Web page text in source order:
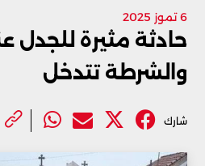
6 تموز 2025
حادثة مثيرة للجدل
والشرطة تتدخل
شارك